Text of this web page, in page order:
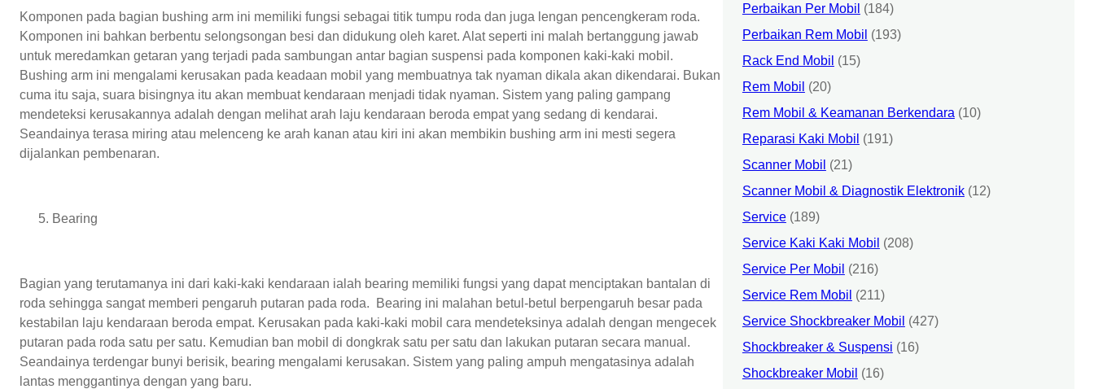
Komponen pada bagian bushing arm ini memiliki fungsi sebagai titik tumpu roda dan juga lengan pencengkeram roda.
Komponen ini bahkan berbentu selongsongan besi dan didukung oleh karet. Alat seperti ini malah bertanggung jawab
untuk meredamkan getaran yang terjadi pada sambungan antar bagian suspensi pada komponen kaki-kaki mobil.
Bushing arm ini mengalami kerusakan pada keadaan mobil yang membuatnya tak nyaman dikala akan dikendarai. Bukan
cuma itu saja, suara bisingnya itu akan membuat kendaraan menjadi tidak nyaman. Sistem yang paling gampang
mendeteksi kerusakannya adalah dengan melihat arah laju kendaraan beroda empat yang sedang di kendarai.
Seandainya terasa miring atau melenceng ke arah kanan atau kiri ini akan membikin bushing arm ini mesti segera
dijalankan pembenaran.
Bearing
Bagian yang terutamanya ini dari kaki-kaki kendaraan ialah bearing memiliki fungsi yang dapat menciptakan bantalan di
roda sehingga sangat memberi pengaruh putaran pada roda. Bearing ini malahan betul-betul berpengaruh besar pada
kestabilan laju kendaraan beroda empat. Kerusakan pada kaki-kaki mobil cara mendeteksinya adalah dengan mengecek
putaran pada roda satu per satu. Kemudian ban mobil di dongkrak satu per satu dan lakukan putaran secara manual.
Seandainya terdengar bunyi berisik, bearing mengalami kerusakan. Sistem yang paling ampuh mengatasinya adalah
lantas menggantinya dengan yang baru.
Perbaikan Per Mobil (184)
Perbaikan Rem Mobil (193)
Rack End Mobil (15)
Rem Mobil (20)
Rem Mobil & Keamanan Berkendara (10)
Reparasi Kaki Mobil (191)
Scanner Mobil (21)
Scanner Mobil & Diagnostik Elektronik(12)
Service(189)
Service Kaki Kaki Mobil (208)
Service Per Mobil (216)
Service Rem Mobil (211)
Service Shockbreaker Mobil (427)
Shockbreaker & Suspensi (16)
Shockbreaker Mobil (16)